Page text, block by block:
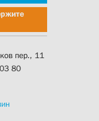
пер., 11
80